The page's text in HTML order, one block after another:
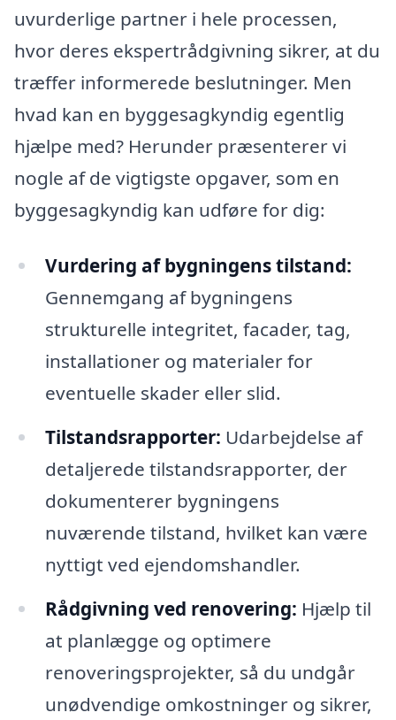
uvurderlige partner i hele processen,
hvor deres ekspertrådgivning sikrer, at du
træffer informerede beslutninger. Men
hvad kan en byggesagkyndig egentlig
hjælpe med? Herunder præsenterer vi
nogle af de vigtigste opgaver, som en
byggesagkyndig kan udføre for dig:
Vurdering af bygningens tilstand:
Gennemgang af bygningens
strukturelle integritet, facader, tag,
installationer og materialer for
eventuelle skader eller slid.
Tilstandsrapporter: Udarbejdelse af
detaljerede tilstandsrapporter, der
dokumenterer bygningens
nuværende tilstand, hvilket kan være
nyttigt ved ejendomshandler.
Rådgivning ved renovering: Hjælp til
at planlægge og optimere
renoveringsprojekter, så du undgår
unødvendige omkostninger og sikrer,